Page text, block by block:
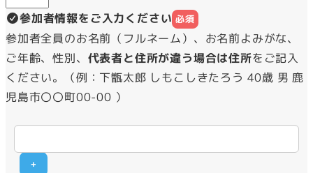
参加者情報をご入力ください 必須
参加者全員のお名前（フルネーム）、お名前よみがな、
ご年齢、性別、 代表者と住所が違う場合は住所をご記入
ください。（例：下甑太郎 しもこしきたろう 40歳 男 鹿
児島市〇〇町00-00 ）
+